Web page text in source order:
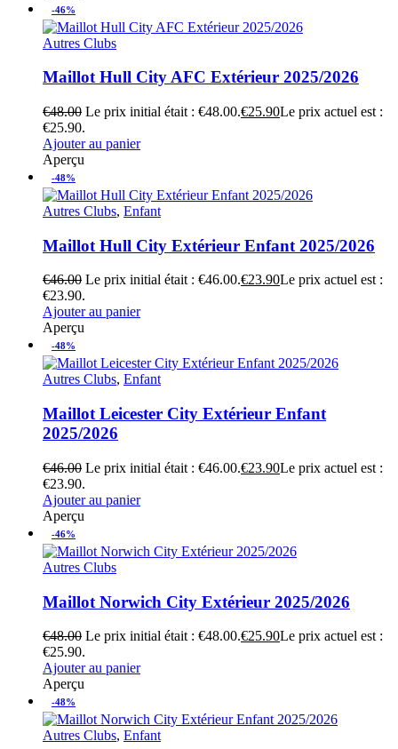
-46%
Autres Clubs
Maillot Hull City AFC Extérieur 2025/2026
€48.00 Le prix initial était : €48.00.€25.90Le prix actuel est :
€25.90.
Ajouter au panier
Aperçu
-48%
Autres Clubs, Enfant
Maillot Hull City Extérieur Enfant 2025/2026
€46.00 Le prix initial était : €46.00.€23.90Le prix actuel est :
€23.90.
Ajouter au panier
Aperçu
-48%
Autres Clubs, Enfant
Maillot Leicester City Extérieur Enfant
2025/2026
€46.00 Le prix initial était : €46.00.€23.90Le prix actuel est :
€23.90.
Ajouter au panier
Aperçu
-46%
Autres Clubs
Maillot Norwich City Extérieur 2025/2026
€48.00 Le prix initial était : €48.00.€25.90Le prix actuel est :
€25.90.
Ajouter au panier
Aperçu
-48%
Autres Clubs, Enfant